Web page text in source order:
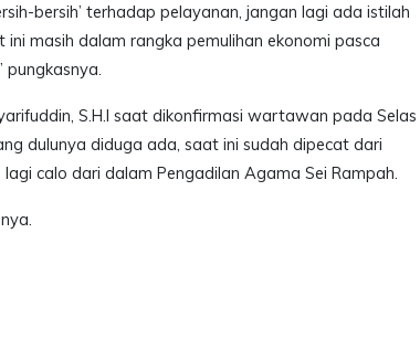
bersih’ terhadap pelayanan, jangan lagi ada istilah
ini masih dalam rangka pemulihan ekonomi pasca
pungkasnya.
S.H.I saat dikonfirmasi wartawan pada Selas
dulunya diduga ada, saat ini sudah dipecat dari
calo dari dalam Pengadilan Agama Sei Rampah.